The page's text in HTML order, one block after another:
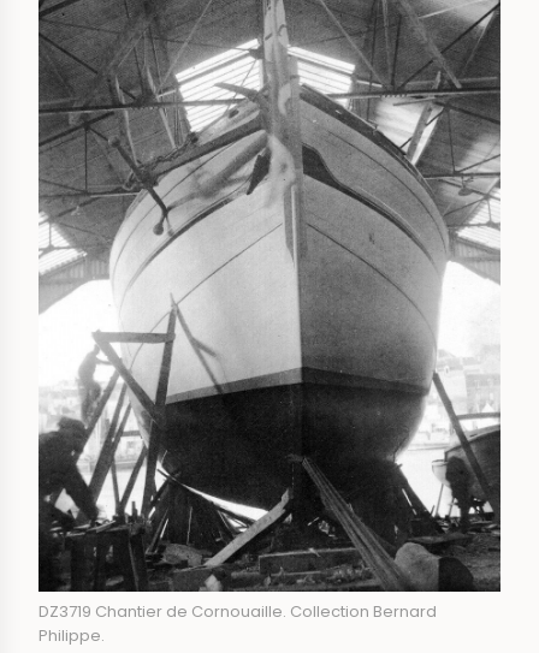
DZ3719 Chantier de Cornouaille. Collection Bernard
Philippe.